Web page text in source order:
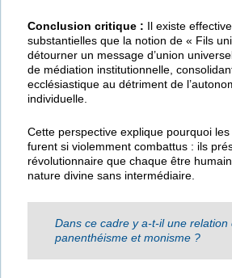
Conclusion critique : Il existe
substantielles que la notion de « Fils
détourner un message d’union
de médiation institutionnelle,
ecclésiastique au détriment de
individuelle.
Cette perspective explique pourquoi
furent si violemment combattus : ils
révolutionnaire que chaque être
nature divine sans intermédiaire.
Dans ce cadre y a-t-il une relation
panenthéisme et monisme ?